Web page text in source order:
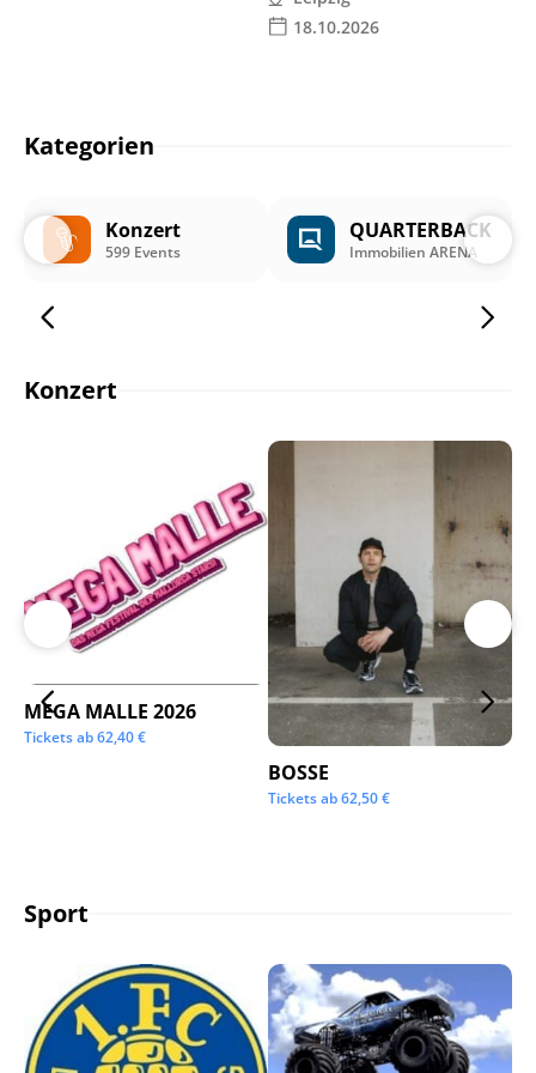
18.10.2026
Kategorien
Konzert
599 Events
QUARTERBACK
Immobilien ARENA
Konzert
MEGA MALLE 2026
Tickets ab62,40€
BOSSE
Tickets ab62,50€
Sport